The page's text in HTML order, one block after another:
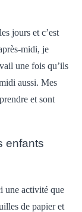
jours et c’est
midi, je
une fois qu’ils
aussi. Mes
et sont
enfants
une activité que
de papier et